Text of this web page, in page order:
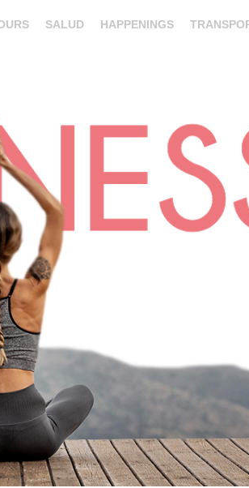
SALUD HAPPENINGS